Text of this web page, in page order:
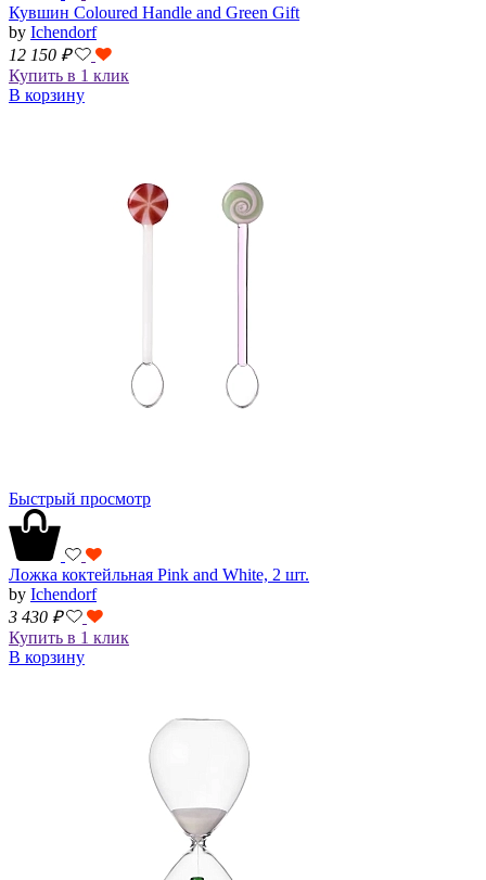
Кувшин Coloured Handle and Green Gift
by Ichendorf
12 150 ₽
Купить в 1 клик
В корзину
Быстрый просмотр
Ложка коктейльная Pink and White, 2 шт.
by Ichendorf
3 430 ₽
Купить в 1 клик
В корзину